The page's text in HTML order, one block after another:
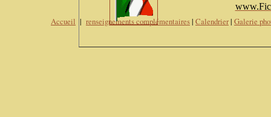
Accueil | renseignements complémentaires| Calendrier| Galerie